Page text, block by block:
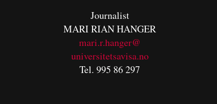
Journalist
MARI RIAN HANGER
mari.r.hanger@
universitetsavisa.no
Tel. 995 86 297